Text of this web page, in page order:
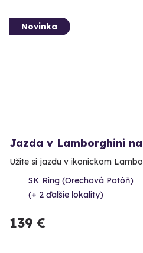
Novinka
Jazda v Lamborghini
Užite si jazdu v ikonickom
SK Ring (Orechová Potôň)
(+ 2 ďalšie lokality)
139 €